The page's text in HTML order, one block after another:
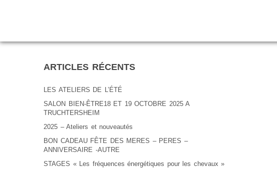
ARTICLES RÉCENTS
LES ATELIERS DE L’ÉTÉ
SALON BIEN-ÊTRE18 ET 19 OCTOBRE 2025 A
TRUCHTERSHEIM
2025 – Ateliers et nouveautés
BON CADEAU FÊTE DES MERES – PERES –
ANNIVERSAIRE -AUTRE
STAGES « Les fréquences énergétiques pour les chevaux »